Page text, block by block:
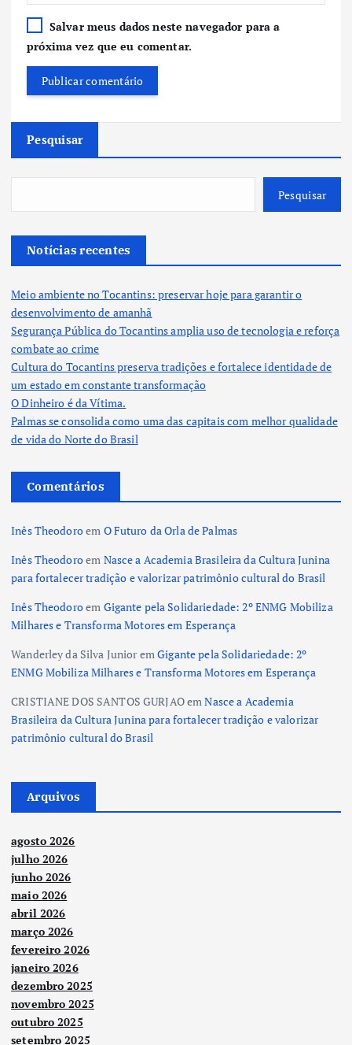
Salvar meus dados neste navegador para a
próxima vez que eu comentar.
Pesquisar
Pesquisar
Notícias recentes
Meio ambiente no Tocantins: preservar hoje para garantir o
desenvolvimento de amanhã
Segurança Pública do Tocantins amplia uso de tecnologia e reforça
combate ao crime
Cultura do Tocantins preserva tradições e fortalece identidade de
um estado em constante transformação
O Dinheiro é da Vítima.
Palmas se consolida como uma das capitais com melhor qualidade
de vida do Norte do Brasil
Comentários
Inês Theodoroem O Futuro da Orla de Palmas
Inês Theodoroem Nasce a Academia Brasileira da Cultura Junina
para fortalecer tradição e valorizar patrimônio cultural do Brasil
Inês Theodoroem Gigante pela Solidariedade: 2º ENMG Mobiliza
Milhares e Transforma Motores em Esperança
Wanderley da Silva JunioremGigante pela Solidariedade: 2º
ENMG Mobiliza Milhares e Transforma Motores em Esperança
CRISTIANE DOS SANTOS GURJAOemNasce a Academia
Brasileira da Cultura Junina para fortalecer tradição e valorizar
patrimônio cultural do Brasil
Arquivos
agosto 2026
julho 2026
junho 2026
maio 2026
abril 2026
março 2026
fevereiro 2026
janeiro 2026
dezembro 2025
novembro 2025
outubro 2025
setembro 2025